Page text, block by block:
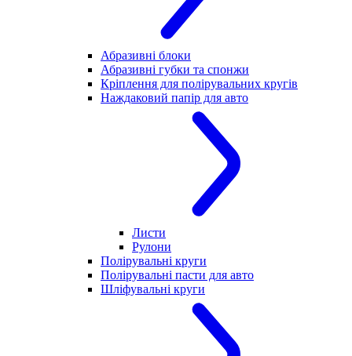
Абразивні блоки
Абразивні губки та спонжи
Кріплення для полірувальних кругів
Наждаковий папір для авто
Листи
Рулони
Полірувальні круги
Полірувальні пасти для авто
Шліфувальні круги